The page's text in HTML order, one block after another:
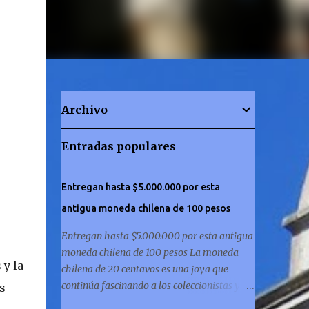
y la
Archivo
Entradas populares
Entregan hasta $5.000.000 por esta
antigua moneda chilena de 100 pesos
Entregan hasta $5.000.000 por esta antigua
moneda chilena de 100 pesos La moneda
chilena de 20 centavos es una joya que
continúa fascinando a los coleccionistas y a